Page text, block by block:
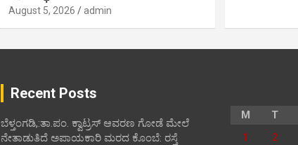
August 5, 2026 admin
Recent Posts
ಬೆಳ್ತಂಗಡಿ,:ತಾ.ಪಂ‌. ಕ್ವಾಟ್ರಸ್ ಆವರಣ ಗೋಡೆ ಮೇಲೆ
ನೇತಾಡುತಿದೆ ಅಪಾಯಕಾರಿ ಮರದ ಕೊಂಬೆ: ರಸ್ತೆ
M
T
1 2